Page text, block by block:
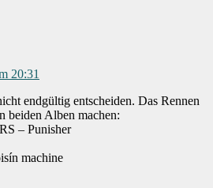
20:31
endgültig entscheiden. Das Rennen
beiden Alben machen:
– Punisher
machine